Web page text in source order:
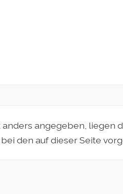
angegeben, liegen
den auf dieser Seite